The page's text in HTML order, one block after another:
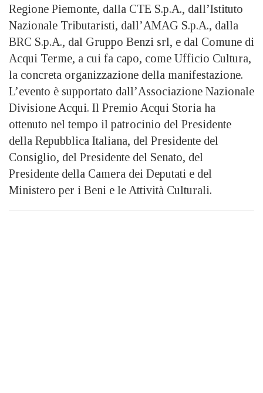
Regione Piemonte, dalla CTE S.p.A., dall’Istituto
Nazionale Tributaristi, dall’AMAG S.p.A., dalla
BRC S.p.A., dal Gruppo Benzi srl, e dal Comune di
Acqui Terme, a cui fa capo, come Ufficio Cultura,
la concreta organizzazione della manifestazione.
L’evento è supportato dall’Associazione Nazionale
Divisione Acqui. Il Premio Acqui Storia ha
ottenuto nel tempo il patrocinio del Presidente
della Repubblica Italiana, del Presidente del
Consiglio, del Presidente del Senato, del
Presidente della Camera dei Deputati e del
Ministero per i Beni e le Attività Culturali.